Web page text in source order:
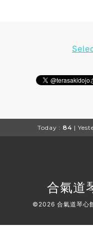
Today : 84 |
合氣道
©2026 合氣道琴心